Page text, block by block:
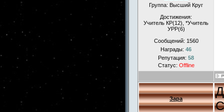
Группа: Высший Круг
Достижения:
Учитель КР(12), *Учитель
УРР(6)
Сообщений: 1560
Награды: 46
Репутация: 58
Статус: Offline
Зара